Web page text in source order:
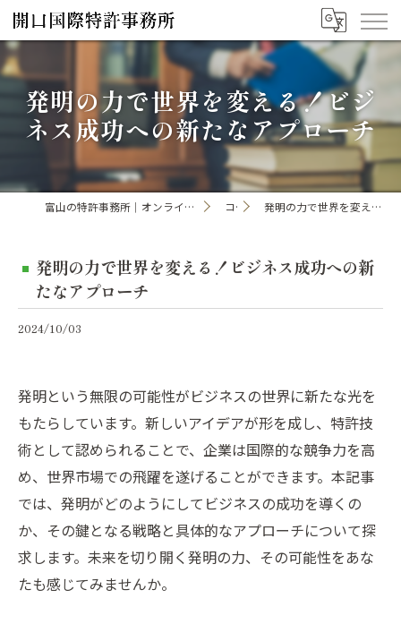
発明の力で世界を変える！ビジ
ネス成功への新たなアプローチ
富山の特許事務所｜オンライン手続き・申請・出願なら「開口国際特許事務所」 コラム 発明の力で世界を変える！ビジネス成功への新たなアプローチ
発明の力で世界を変える！ビジネス成功への新
たなアプローチ
2024/10/03
発明という無限の可能性がビジネスの世界に新たな光を
もたらしています。新しいアイデアが形を成し、特許技
術として認められることで、企業は国際的な競争力を高
め、世界市場での飛躍を遂げることができます。本記事
では、発明がどのようにしてビジネスの成功を導くの
か、その鍵となる戦略と具体的なアプローチについて探
求します。未来を切り開く発明の力、その可能性をあな
たも感じてみませんか。